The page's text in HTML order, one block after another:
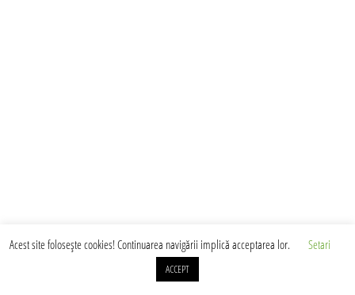
Acest site foloseşte cookies! Continuarea navigării implică acceptarea lor. Setari
ACCEPT